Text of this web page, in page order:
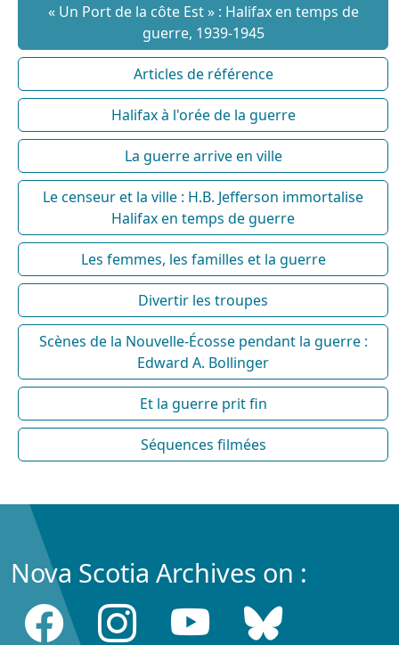
« Un Port de la côte Est » : Halifax en temps de
guerre, 1939-1945
Articles de référence
Halifax à l'orée de la guerre
La guerre arrive en ville
Le censeur et la ville : H.B. Jefferson immortalise
Halifax en temps de guerre
Les femmes, les familles et la guerre
Divertir les troupes
Scènes de la Nouvelle-Écosse pendant la guerre :
Edward A. Bollinger
Et la guerre prit fin
Séquences filmées
Nova Scotia Archives on :